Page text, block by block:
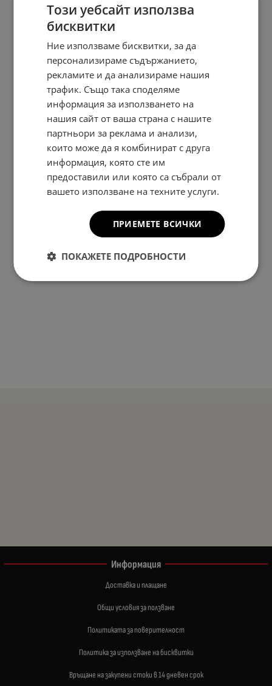
Информация
Доставка и плащане
Общи условия за ползване
Политиката за поверителност
Политика за използване на бисквитки
Връщане на закупени стоки в 14 дневен срок
Този уебсайт използва
бисквитки
Ние използваме бисквитки, за да
персонализираме съдържанието,
рекламите и да анализираме нашия
трафик. Също така споделяме
информация за използването на
нашия сайт от ваша страна с нашите
партньори за реклама и анализи,
които може да я комбинират с друга
информация, която сте им
предоставили или която са събрали от
вашето използване на техните услуги.
ПРИЕМЕТЕ ВСИЧКИ
ПОКАЖЕТЕ ПОДРОБНОСТИ